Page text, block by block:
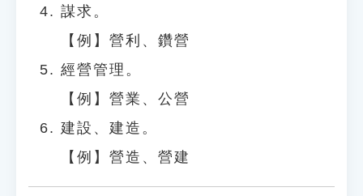
謀求。
【例】營利、鑽營
經營管理。
【例】營業、公營
建設、建造。
【例】營造、營建